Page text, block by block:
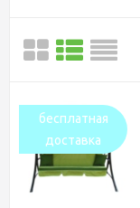
бесплатная
доставка